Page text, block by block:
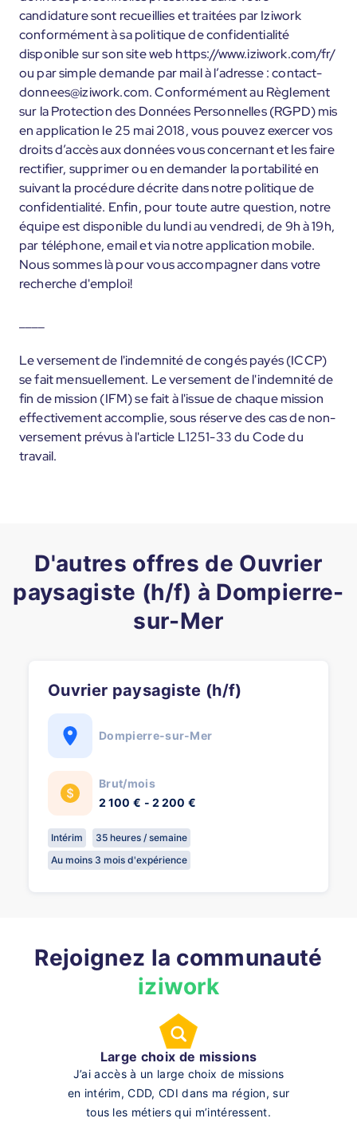
candidature sont recueillies et traitées par Iziwork
conformément à sa politique de confidentialité
disponible sur son site web https://www.iziwork.com/fr/
ou par simple demande par mail à l’adresse : contact-
donnees@iziwork.com. Conformément au Règlement
sur la Protection des Données Personnelles (RGPD) mis
en application le 25 mai 2018, vous pouvez exercer vos
droits d’accès aux données vous concernant et les faire
rectifier, supprimer ou en demander la portabilité en
suivant la procédure décrite dans notre politique de
confidentialité. Enfin, pour toute autre question, notre
équipe est disponible du lundi au vendredi, de 9h à 19h,
par téléphone, email et via notre application mobile.
Nous sommes là pour vous accompagner dans votre
recherche d'emploi!
Le versement de l'indemnité de congés payés (ICCP)
se fait mensuellement. Le versement de l'indemnité de
fin de mission (IFM) se fait à l'issue de chaque mission
effectivement accomplie, sous réserve des cas de non-
versement prévus à l'article L1251-33 du Code du
travail.
D'autres offres de Ouvrier
paysagiste (h/f) à Dompierre-
sur-Mer
Ouvrier paysagiste (h/f)
Dompierre-sur-Mer
Brut/mois
2 100 € - 2 200 €
Intérim
35 heures / semaine
Au moins 3 mois d'expérience
Rejoignez la communauté
iziwork
Large choix de missions
J’ai accès à un large choix de missions
en intérim, CDD, CDI dans ma région, sur
tous les métiers qui m’intéressent.